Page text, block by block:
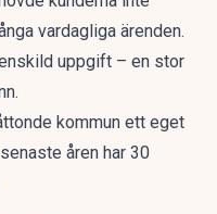
vardagliga ärenden.
uppgift – en stor
kommun ett eget
åren har 30